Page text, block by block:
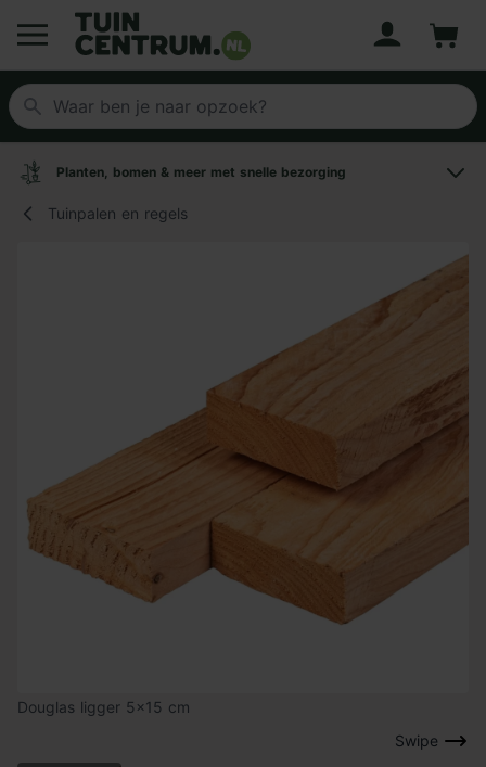
Logo Tuincentrum.nl
Planten, bomen & meer met snelle bezorging
Tuinpalen en regels
Swipe
Douglas ligger 5x15 cm